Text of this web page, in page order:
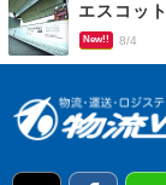
エスコッ
New!! 8/4